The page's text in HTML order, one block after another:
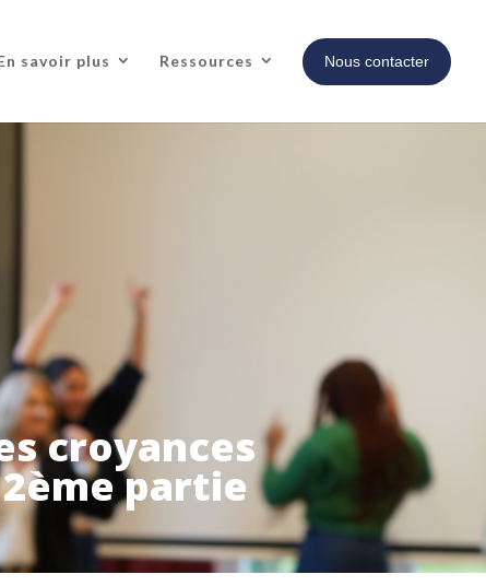
savoir plus Ressources Nous contacter
croyances
partie